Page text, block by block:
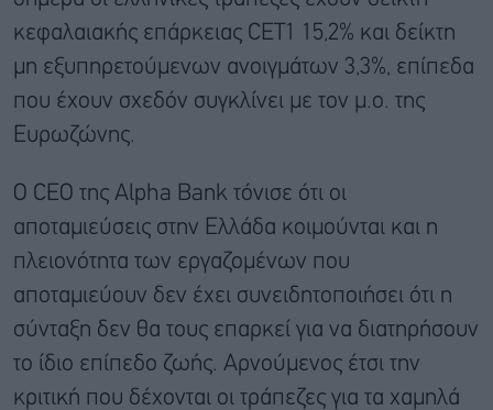
κεφαλαιακής επάρκειας CET1 15,2% και δείκτη
μη εξυπηρετούμενων ανοιγμάτων 3,3%, επίπεδα
που έχουν σχεδόν συγκλίνει με τον μ.ο. της
Ευρωζώνης.
Ο CEO της Alpha Bank τόνισε ότι οι
αποταμιεύσεις στην Ελλάδα κοιμούνται και η
πλειονότητα των εργαζομένων που
αποταμιεύουν δεν έχει συνειδητοποιήσει ότι η
σύνταξη δεν θα τους επαρκεί για να διατηρήσουν
το ίδιο επίπεδο ζωής. Αρνούμενος έτσι την
κριτική που δέχονται οι τράπεζες για τα χαμηλά